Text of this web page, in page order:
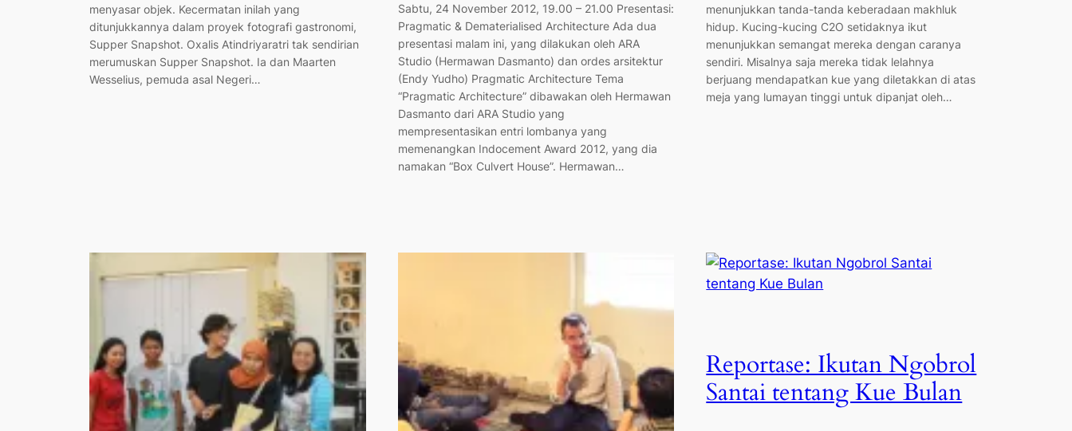
menyasar objek. Kecermatan inilah yang
ditunjukkannya dalam proyek fotografi gastronomi,
Supper Snapshot. Oxalis Atindriyaratri tak sendirian
merumuskan Supper Snapshot. Ia dan Maarten
Wesselius, pemuda asal Negeri…
Sabtu, 24 November 2012, 19.00 – 21.00 Presentasi:
Pragmatic & Dematerialised Architecture Ada dua
presentasi malam ini, yang dilakukan oleh ARA
Studio (Hermawan Dasmanto) dan ordes arsitektur
(Endy Yudho) Pragmatic Architecture Tema
“Pragmatic Architecture” dibawakan oleh Hermawan
Dasmanto dari ARA Studio yang
mempresentasikan entri lombanya yang
memenangkan Indocement Award 2012, yang dia
namakan “Box Culvert House”. Hermawan…
menunjukkan tanda-tanda keberadaan makhluk
hidup. Kucing-kucing C2O setidaknya ikut
menunjukkan semangat mereka dengan caranya
sendiri. Misalnya saja mereka tidak lelahnya
berjuang mendapatkan kue yang diletakkan di atas
meja yang lumayan tinggi untuk dipanjat oleh…
Reportase: Ikutan Ngobrol
Santai tentang Kue Bulan